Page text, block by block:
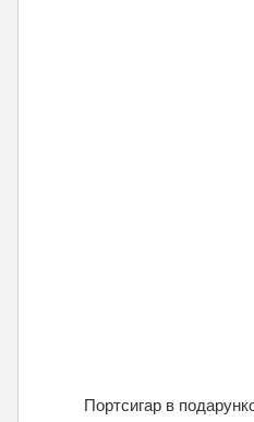
Портсигар в